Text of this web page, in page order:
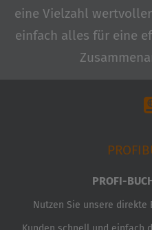
eine Vielzahl
einfach alles für eine
PROFI-
Nutzen Sie unsere direkte